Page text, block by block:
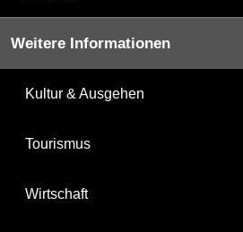
Weitere Informationen
Kultur & Ausgehen
Tourismus
Wirtschaft